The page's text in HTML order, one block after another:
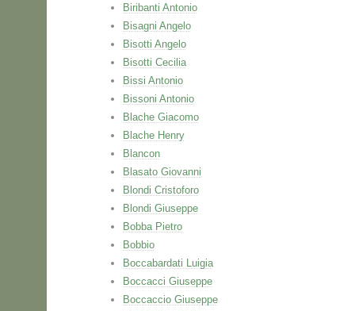
Biribanti Antonio
Bisagni Angelo
Bisotti Angelo
Bisotti Cecilia
Bissi Antonio
Bissoni Antonio
Blache Giacomo
Blache Henry
Blancon
Blasato Giovanni
Blondi Cristoforo
Blondi Giuseppe
Bobba Pietro
Bobbio
Boccabardati Luigia
Boccacci Giuseppe
Boccaccio Giuseppe